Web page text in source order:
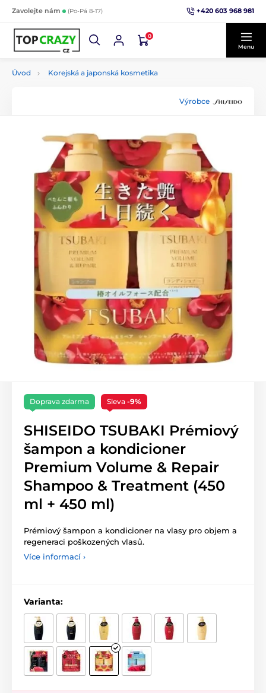
Zavolejte nám (Po-Pá 8-17) +420 603 968 981
0
Menu
Úvod Korejská a japonská kosmetika
Výrobce
Doprava zdarma Sleva -9%
SHISEIDO TSUBAKI Prémiový
šampon a kondicioner
Premium Volume & Repair
Shampoo & Treatment (450
ml + 450 ml)
Prémiový šampon a kondicioner na vlasy pro objem a
regeneraci poškozených vlasů.
Více informací ›
Varianta: